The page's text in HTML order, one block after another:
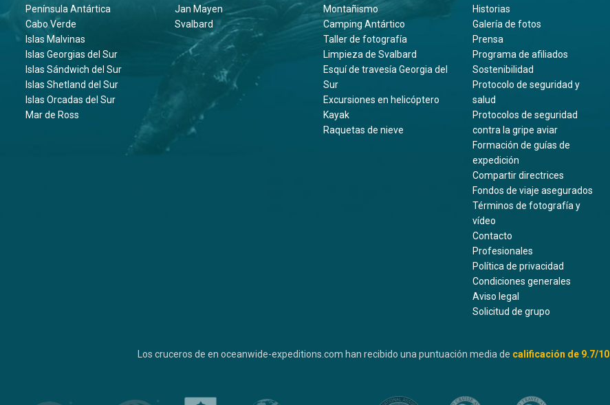
Península Antártica
Cabo Verde
Islas Malvinas
Islas Georgias del Sur
Islas Sándwich del Sur
Islas Shetland del Sur
Islas Orcadas del Sur
Mar de Ross
Jan Mayen
Svalbard
Montañismo
Camping Antártico
Taller de fotografía
Limpieza de Svalbard
Esquí de travesía Georgia del
Sur
Excursiones en helicóptero
Kayak
Raquetas de nieve
Historias
Galería de fotos
Prensa
Programa de afiliados
Sostenibilidad
Protocolo de seguridad y
salud
Protocolos de seguridad
contra la gripe aviar
Formación de guías de
expedición
Compartir directrices
Fondos de viaje asegurados
Términos de fotografía y
vídeo
Contacto
Profesionales
Política de privacidad
Condiciones generales
Aviso legal
Solicitud de grupo
Los cruceros de en oceanwide-expeditions.com han recibido una puntuación media de calificación de 9.7/10